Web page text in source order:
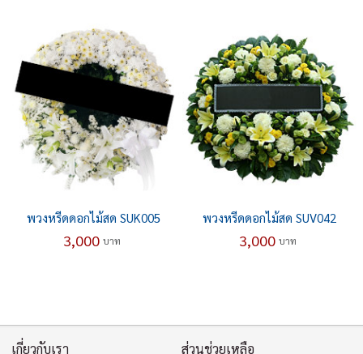
พวงหรีดดอกไม้สด SUK005
3,000 บาท
พวงหรีดดอกไม้สด SUV042
3,000 บาท
เกี่ยวกับเรา ส่วนช่วยเหลือ